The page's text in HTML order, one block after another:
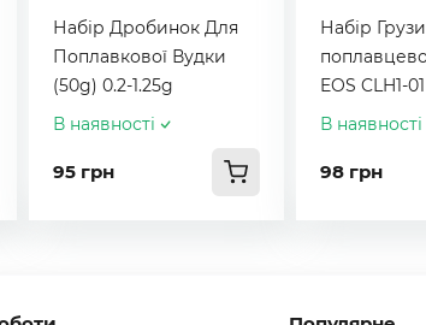
Набір Дробинок Для
Поплавкової Вудки
(50g) 0.2-1.25g
В наявності
95 грн
Набір
EOS CLH1-01
В наявності
98 грн